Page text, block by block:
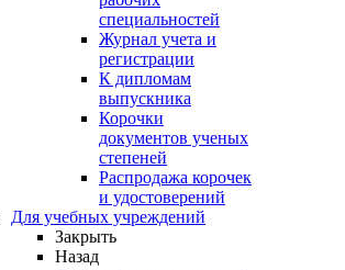
специальностей
Журнал учета и
регистрации
К дипломам
выпускника
Корочки
документов ученых
степеней
Распродажа корочек
и удостоверений
Для учебных учреждений
Закрыть
Назад